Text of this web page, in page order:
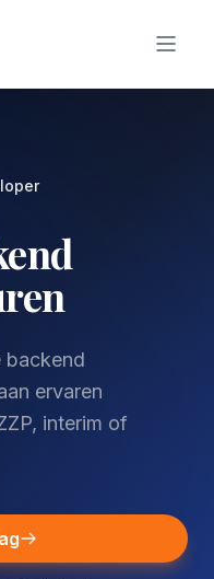
backend
ervaren
interim of